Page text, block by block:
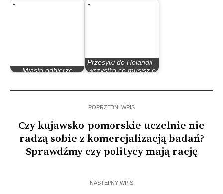
Miasto odbierze
Przesyłki do Holandii -
wszystko co musisz o
POPRZEDNI WPIS
Czy kujawsko-pomorskie uczelnie nie
radzą sobie z komercjalizacją badań?
Sprawdźmy czy politycy mają rację
NASTĘPNY WPIS